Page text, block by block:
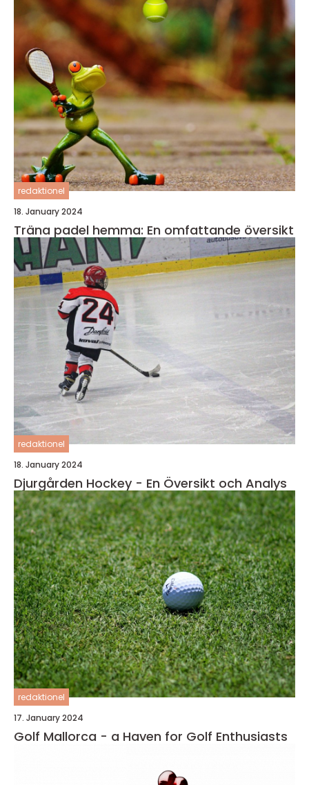
redaktionel
18. January 2024
Träna padel hemma: En omfattande översikt
redaktionel
18. January 2024
Djurgården Hockey - En Översikt och Analys
redaktionel
17. January 2024
Golf Mallorca - a Haven for Golf Enthusiasts